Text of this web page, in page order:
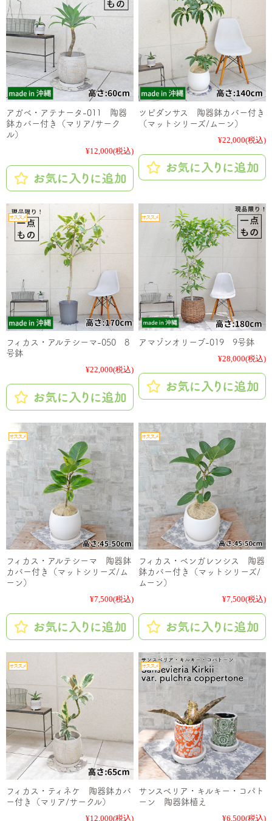
アガベ・アテナータ-011 陶器
鉢カバー付き（マリア/サーク
ル）
¥12,000(税込)
ツピダンサス 陶器鉢カバー付き
（マットシリーズ/ムーン）
¥22,000(税込)
フィカス・アルテシーマ-050 8
号鉢
¥22,000(税込)
アマゾンオリーブ-019 9号鉢
¥28,000(税込)
フィカス・アルテシーマ 陶器鉢
カバー付き（マットシリーズ/ム
ーン）
¥7,500(税込)
フィカス・ベンガレンシス 陶器
鉢カバー付き（マットシリーズ/
ムーン）
¥7,500(税込)
フィカス・ティネケ 陶器鉢カバ
ー付き（マリア/サークル）
¥12,000(税込)
サンスベリア・キルキー・コパト
ーン 陶器鉢植え
¥6,500(税込)